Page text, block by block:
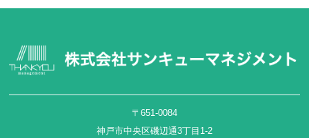
〒651-0084
神戸市中央区磯辺通3丁目1-2